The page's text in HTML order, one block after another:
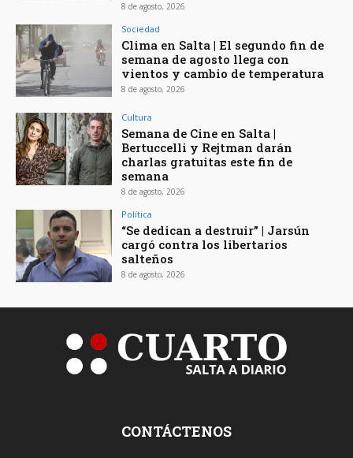
8 de agosto, 2026
Sociedad
Clima en Salta | El segundo fin de
semana de agosto llega con
vientos y cambio de temperatura
8 de agosto, 2026
Cultura
Semana de Cine en Salta |
Bertuccelli y Rejtman darán
charlas gratuitas este fin de
semana
8 de agosto, 2026
Política
“Se dedican a destruir” | Jarsún
cargó contra los libertarios
salteños
8 de agosto, 2026
CONTÁCTENOS